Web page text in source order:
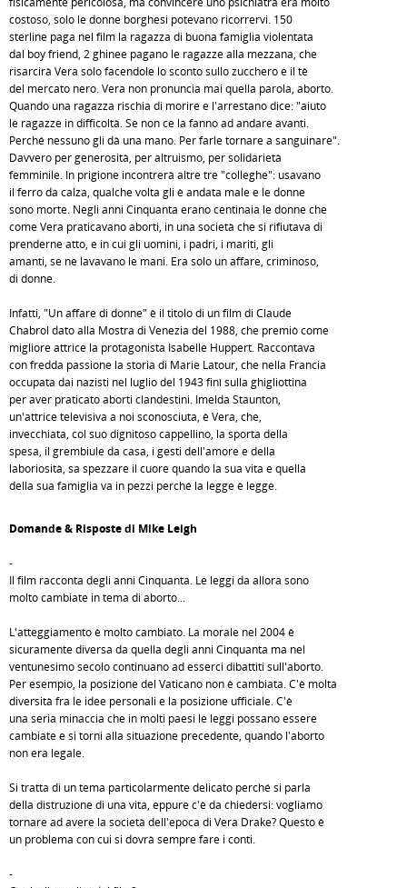
costoso, solo le donne borghesi potevano ricorrervi. 150
sterline paga nel film la ragazza di buona famiglia violentata
dal boy friend, 2 ghinee pagano le ragazze alla mezzana, che
risarcirà Vera solo facendole lo sconto sullo zucchero e il tè
del mercato nero. Vera non pronuncia mai quella parola, aborto.
Quando una ragazza rischia di morire e l'arrestano dice: "aiuto
le ragazze in difficoltà. Se non ce la fanno ad andare avanti.
Perché nessuno gli dà una mano. Per farle tornare a sanguinare".
Davvero per generosità, per altruismo, per solidarietà
femminile. In prigione incontrerà altre tre "colleghe": usavano
il ferro da calza, qualche volta gli è andata male e le donne
sono morte. Negli anni Cinquanta erano centinaia le donne che
come Vera praticavano aborti, in una società che si rifiutava di
prenderne atto, e in cui gli uomini, i padri, i mariti, gli
amanti, se ne lavavano le mani. Era solo un affare, criminoso,
di donne.
Infatti, "Un affare di donne" è il titolo di un film di Claude
Chabrol dato alla Mostra di Venezia del 1988, che premiò come
migliore attrice la protagonista Isabelle Huppert. Raccontava
con fredda passione la storia di Marie Latour, che nella Francia
occupata dai nazisti nel luglio del 1943 finì sulla ghigliottina
per aver praticato aborti clandestini. Imelda Staunton,
un'attrice televisiva a noi sconosciuta, è Vera, che,
invecchiata, col suo dignitoso cappellino, la sporta della
spesa, il grembiule da casa, i gesti dell'amore e della
laboriosità, sa spezzare il cuore quando la sua vita e quella
della sua famiglia va in pezzi perché la legge è legge.
Domande & Risposte di Mike Leigh
-
Il film racconta degli anni Cinquanta. Le leggi da allora sono
molto cambiate in tema di aborto...
L'atteggiamento è molto cambiato. La morale nel 2004 è
sicuramente diversa da quella degli anni Cinquanta ma nel
ventunesimo secolo continuano ad esserci dibattiti sull'aborto.
Per esempio, la posizione del Vaticano non è cambiata. C'è molta
diversità fra le idee personali e la posizione ufficiale. C'è
una seria minaccia che in molti paesi le leggi possano essere
cambiate e si torni alla situazione precedente, quando l'aborto
non era legale.
Si tratta di un tema particolarmente delicato perché si parla
della distruzione di una vita, eppure c'è da chiedersi: vogliamo
tornare ad avere la società dell'epoca di Vera Drake? Questo è
un problema con cui si dovrà sempre fare i conti.
-